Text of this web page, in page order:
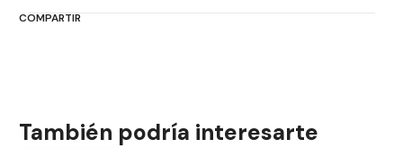
COMPARTIR
También podría interesarte